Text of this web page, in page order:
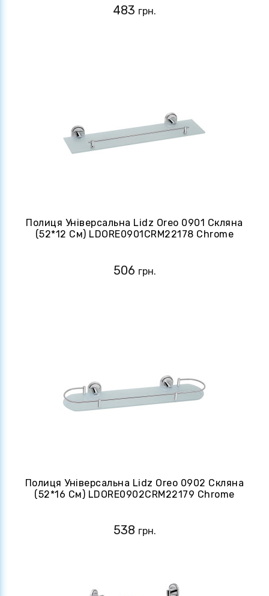
483 грн.
Полиця Універсальна Lidz Oreo 0901 Скляна
(52*12 См) LDORE0901CRM22178 Chrome
506 грн.
Полиця Універсальна Lidz Oreo 0902 Скляна
(52*16 См) LDORE0902CRM22179 Chrome
538 грн.